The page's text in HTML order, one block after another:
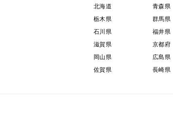
北海道 青森県
栃木県
群馬県
石川県
福井県
滋賀県
京都府
岡山県
広島県
佐賀県
長崎県